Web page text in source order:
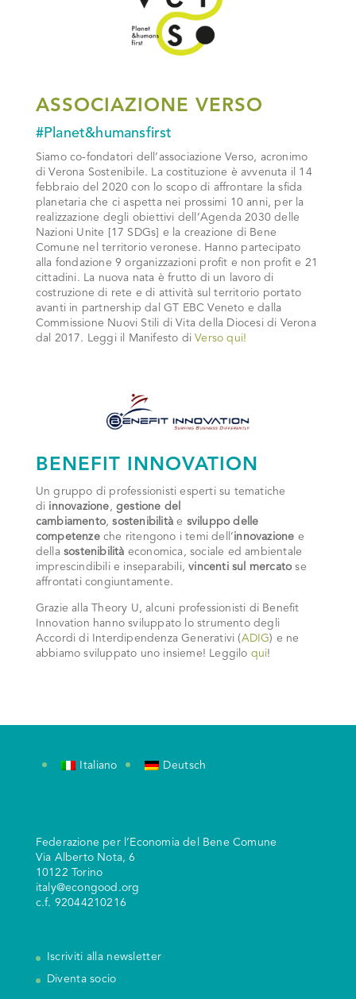
ASSOCIAZIONE VERSO
#Planet&humansfirst
Siamo co-fondatori dell’associazione Verso, acronimo
di Verona Sostenibile. La costituzione è avvenuta il 14
febbraio del 2020 con lo scopo di affrontare la sfida
planetaria che ci aspetta nei prossimi 10 anni, per la
realizzazione degli obiettivi dell’Agenda 2030 delle
Nazioni Unite [17 SDGs] e la creazione di Bene
Comune nel territorio veronese. Hanno partecipato
alla fondazione 9 organizzazioni profit e non profit e 21
cittadini. La nuova nata è frutto di un lavoro di
costruzione di rete e di attività sul territorio portato
avanti in partnership dal GT EBC Veneto e dalla
Commissione Nuovi Stili di Vita della Diocesi di Verona
dal 2017. Leggi il Manifesto diVerso qui!
BENEFIT INNOVATION
Un gruppo di professionisti esperti su tematiche
di innovazione,gestione del
cambiamento,sostenibilità e sviluppo delle
competenzeche ritengono i temi dell’innovazione e
della sostenibilità economica, sociale ed ambientale
imprescindibili e inseparabili,vincenti sul mercato se
affrontati congiuntamente.
Grazie alla Theory U, alcuni professionisti di Benefit
Innovation hanno sviluppato lo strumento degli
Accordi di Interdipendenza Generativi (ADIG) e ne
abbiamo sviluppato uno insieme! Leggilo qui!
Italiano Deutsch
Federazione per l’Economia del Bene Comune
Via Alberto Nota, 6
10122 Torino
italy@econgood.org
c.f. 92044210216
Iscriviti alla newsletter
Diventa socio